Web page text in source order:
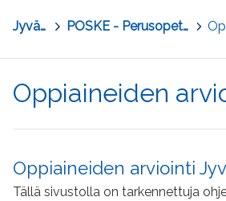
Jyväskylä POSKE - Perusopetuksen osaamisen kehittäminen
Oppiaineiden
Oppiaineiden arviointi
Tällä sivustolla on tarkennettuja